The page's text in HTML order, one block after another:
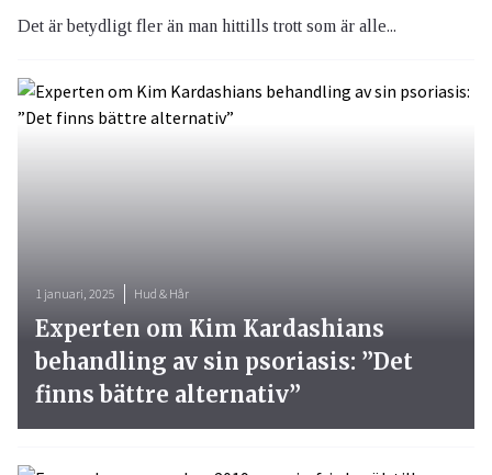
Det är betydligt fler än man hittills trott som är alle...
1 januari, 2025 Hud & Hår
Experten om Kim Kardashians
behandling av sin psoriasis: ”Det
finns bättre alternativ”